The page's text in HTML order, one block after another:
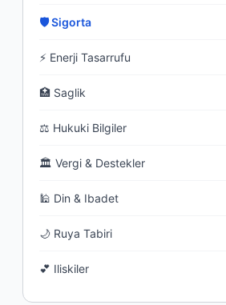
🛡 Sigorta
⚡ Enerji Tasarrufu
🏥 Saglik
⚖ Hukuki Bilgiler
🏛 Vergi & Destekler
🕌 Din & Ibadet
🌙 Ruya Tabiri
💕 Iliskiler